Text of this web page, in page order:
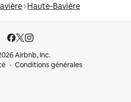
Haute-Bavière
Airbnb, Inc.
Conditions générales